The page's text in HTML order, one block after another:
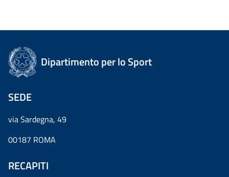
Dipartimento per lo Sport
SEDE
via Sardegna, 49
00187 ROMA
RECAPITI